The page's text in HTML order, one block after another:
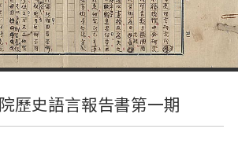
歷史語言報告書第一期